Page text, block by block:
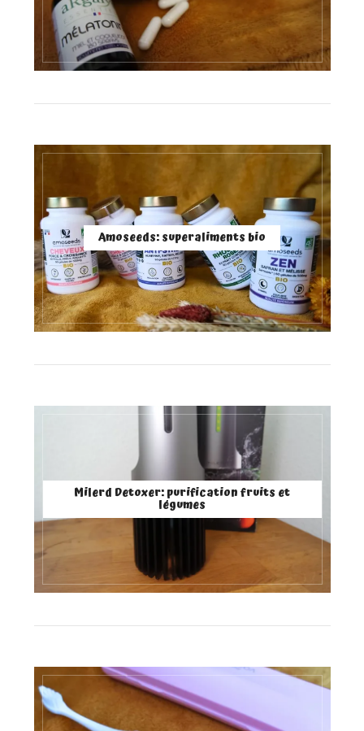
Amoseeds: superaliments bio
Milerd Detoxer: purification fruits et
légumes